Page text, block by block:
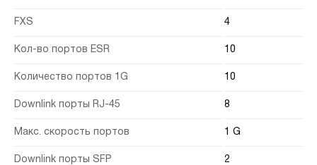
FXS 4
Кол-во портов ESR 10
Количество портов 1G 10
Downlink порты RJ-45 8
Макс. скорость портов 1 G
Downlink порты SFP 2